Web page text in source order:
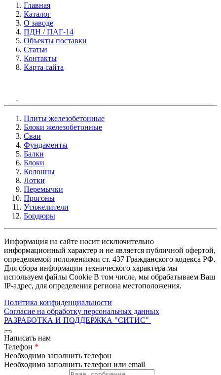
Главная
Каталог
О заводе
ПДН / ПАГ-14
Объекты поставки
Статьи
Контакты
Карта сайта
Плиты железобетонные
Блоки железобетонные
Сваи
Фундаменты
Балки
Блоки
Колонны
Лотки
Перемычки
Прогоны
Утяжелители
Бордюры
Информация на сайте носит исключительно
информационный характер и не является публичной офертой,
определяемой положениями ст. 437 Гражданского кодекса РФ.
Для сбора информации технического характера мы
используем файлы Cookie В том числе, мы обрабатываем Ваш
IP-адрес, для определения региона местоположения.
Политика конфиденциальности
Согласие на обработку персональных данных
РАЗРАБОТКА И ПОДДЕРЖКА "СИТИС"
Написать нам
Телефон *
Необходимо заполнить телефон
Необходимо заполнить телефон или email